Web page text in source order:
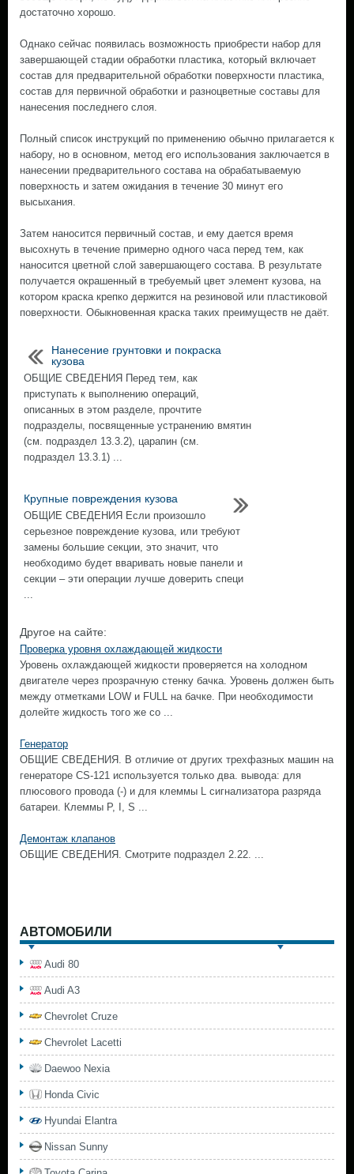
достаточно хорошо.
Однако сейчас появилась возможность приобрести набор для
завершающей стадии обработки пластика, который включает
состав для предварительной обработки поверхности пластика,
состав для первичной обработки и разноцветные составы для
нанесения последнего слоя.
Полный список инструкций по применению обычно прилагается к
набору, но в основном, метод его использования заключается в
нанесении предварительного состава на обрабатываемую
поверхность и затем ожидания в течение 30 минут его
высыхания.
Затем наносится первичный состав, и ему дается время
высохнуть в течение примерно одного часа перед тем, как
наносится цветной слой завершающего состава. В результате
получается окрашенный в требуемый цвет элемент кузова, на
котором краска крепко держится на резиновой или пластиковой
поверхности. Обыкновенная краска таких преимуществ не даёт.
Нанесение грунтовки и покраска
кузова
ОБЩИЕ СВЕДЕНИЯ Перед тем, как
приступать к выполнению операций,
описанных в этом разделе, прочтите
подразделы, посвященные устранению вмятин
(см. подраздел 13.3.2), царапин (см.
подраздел 13.3.1) ...
Крупные повреждения кузова
ОБЩИЕ СВЕДЕНИЯ Если произошло
серьезное повреждение кузова, или требуют
замены большие секции, это значит, что
необходимо будет вваривать новые панели и
секции – эти операции лучше доверить специ
...
Другое на сайте:
Проверка уровня охлаждающей жидкости
Уровень охлаждающей жидкости проверяется на холодном
двигателе через прозрачную стенку бачка. Уровень должен быть
между отметками LOW и FULL на бачке. При необходимости
долейте жидкость того же со ...
Генератор
ОБЩИЕ СВЕДЕНИЯ. В отличие от других трехфазных машин на
генераторе CS-121 используется только два. вывода: для
плюсового провода (-) и для клеммы L сигнализатора разряда
батареи. Клеммы Р, I, S ...
Демонтаж клапанов
ОБЩИЕ СВЕДЕНИЯ. Смотрите подраздел 2.22. ...
АВТОМОБИЛИ
Audi 80
Audi A3
Chevrolet Cruze
Chevrolet Lacetti
Daewoo Nexia
Honda Civic
Hyundai Elantra
Nissan Sunny